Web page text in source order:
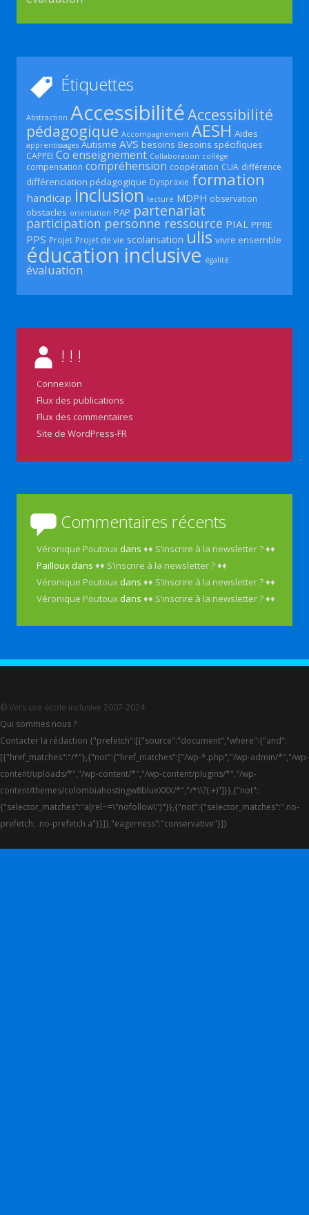
Étiquettes
Abstraction AccessibilitéAccessibilité
pédagogique Accompagnement AESH Aides
apprentissages Autisme AVS besoins Besoins spécifiques
CAPPEI Co enseignement Collaboration collège
compensation compréhension coopération CUA différence
différenciation pédagogique Dyspraxie formation
handicap inclusion lecture MDPH observation
obstacles orientation PAP partenariat
participation personne ressource PIAL PPRE
PPS Projet Projet de vie scolarisation ulis vivre ensemble
éducation inclusive égalité
évaluation
! ! !
Connexion
Flux des publications
Flux des commentaires
Site de WordPress-FR
Commentaires récents
Véronique Poutoux dans♦♦ S’inscrire à la newsletter ? ♦♦
Pailloux dans♦♦ S’inscrire à la newsletter ? ♦♦
Véronique Poutoux dans♦♦ S’inscrire à la newsletter ? ♦♦
Véronique Poutoux dans♦♦ S’inscrire à la newsletter ? ♦♦
© Vers une école inclusive 2007-2024
Qui sommes nous ?
Contacter la rédaction {"prefetch":[{"source":"document","where":{"and":
[{"href_matches":"/*"},{"not":{"href_matches":["/wp-*.php","/wp-admin/*","/wp-
content/uploads/*","/wp-content/*","/wp-content/plugins/*","/wp-
content/themes/colombiahostingw8blueXXX/*","/*\\?(.+)"]}},{"not":
{"selector_matches":"a[rel~=\"nofollow\"]"}},{"not":{"selector_matches":".no-
prefetch, .no-prefetch a"}}]},"eagerness":"conservative"}]}